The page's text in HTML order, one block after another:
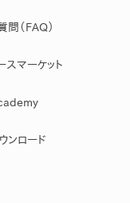
問（FAQ）
スマーケット
ンロード